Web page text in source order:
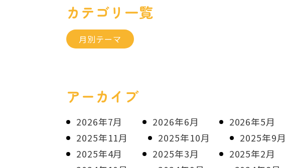
カテゴリ一覧
月別テーマ
アーカイブ
2026年7月 2026年6月 2026年5月
2025年11月
2025年10月 2025年9月
2025年4月
2025年3月 2025年2月